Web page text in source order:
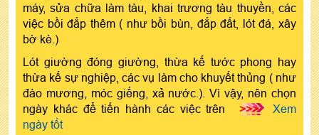
máy, sửa chữa làm tàu, khai trương tàu thuyền, các
việc bồi đắp thêm ( như bồi bùn, đắp đất, lót đá, xây
bờ kè.)
Lót giường đóng giường, thừa kế tước phong hay
thừa kế sự nghiệp, các vụ làm cho khuyết thủng ( như
đào mương, móc giếng, xả nước.). Vì vậy, nên chọn
ngày khác để tiến hành các việc trên
>>>
Xem
ngày tốt